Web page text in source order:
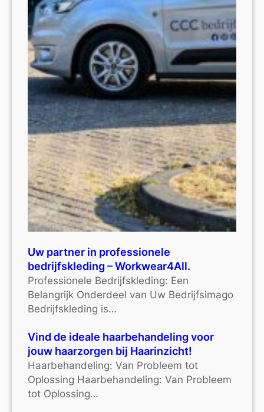
Uw partner in professionele
bedrijfskleding – Workwear4All.
Professionele Bedrijfskleding: Een
Belangrijk Onderdeel van Uw Bedrijfsimago
Bedrijfskleding is…
Vind de ideale haarbehandeling voor
jouw haarzorgen bij Haarinzicht!
Haarbehandeling: Van Probleem tot
Oplossing Haarbehandeling: Van Probleem
tot Oplossing…